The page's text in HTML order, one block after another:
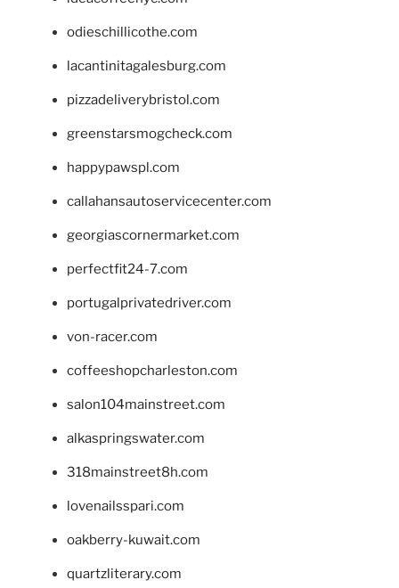
odieschillicothe.com
lacantinitagalesburg.com
pizzadeliverybristol.com
greenstarsmogcheck.com
happypawspl.com
callahansautoservicecenter.com
georgiascornermarket.com
perfectfit24-7.com
portugalprivatedriver.com
von-racer.com
coffeeshopcharleston.com
salon104mainstreet.com
alkaspringswater.com
318mainstreet8h.com
lovenailsspari.com
oakberry-kuwait.com
quartzliterary.com